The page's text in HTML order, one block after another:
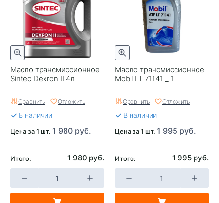
Масло трансмиссионное
Sintec Dexron II 4л
Сравнить Отложить
В наличии
Цена за 1 шт. 1 980 руб.
Итого: 1 980 руб.
Масло трансмиссионное
Mobil LT 71141 _ 1
Сравнить Отложить
В наличии
Цена за 1 шт. 1 995 руб.
Итого: 1 995 руб.